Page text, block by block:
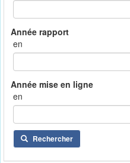
en
en
Rechercher